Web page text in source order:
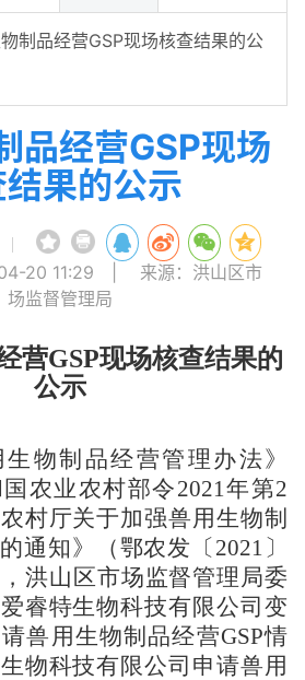
制品经营GSP现场核查结果的公
品经营GSP现场
果的公示
|
20 11:29
来源：洪山区市
场监督管理局
营GSP现场核查结果的
公示
物制品经营管理办法》
国农业农村部令2021年第2
村厅关于加强兽用生物制
通知》（鄂农发〔2021〕
洪山区市场监督管理局委
睿特生物科技有限公司变
兽用生物制品经营GSP情
物科技有限公司申请兽用